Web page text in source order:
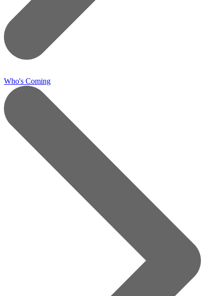
Who's Coming